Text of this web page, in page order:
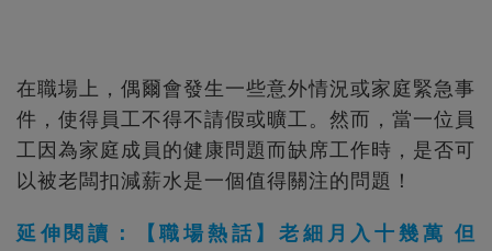
在職場上，偶爾會發生一些意外情況或家庭緊急事
件，使得員工不得不請假或曠工。然而，當一位員
工因為家庭成員的健康問題而缺席工作時，是否可
以被老闆扣減薪水是一個值得關注的問題！
延伸閱讀：【職場熱話】老細月入十幾萬 但